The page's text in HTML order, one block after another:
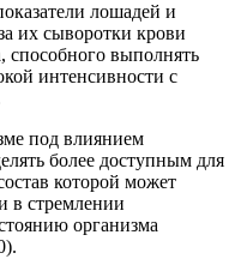
лошадей и
их сыворотки крови
способного выполнять
интенсивности с
под влиянием
более доступным для
которой может
в стремлении
организма